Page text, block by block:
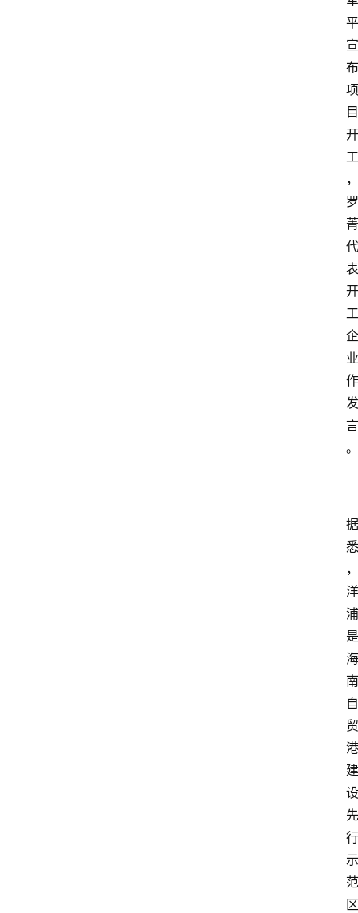
平
宣
布
项
目
开
工
，
罗
菁
代
表
开
工
企
业
作
发
言
。
据
悉
，
洋
浦
是
海
南
自
贸
港
建
设
先
行
示
范
区